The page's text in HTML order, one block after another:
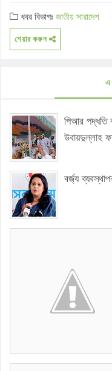
খবর বিভাগঃজাতীয়সারাদেশ
শেয়ার করুন
এ
পিআর পদ্ধতি
উবায়দুল্লাহ
বর্জ্য